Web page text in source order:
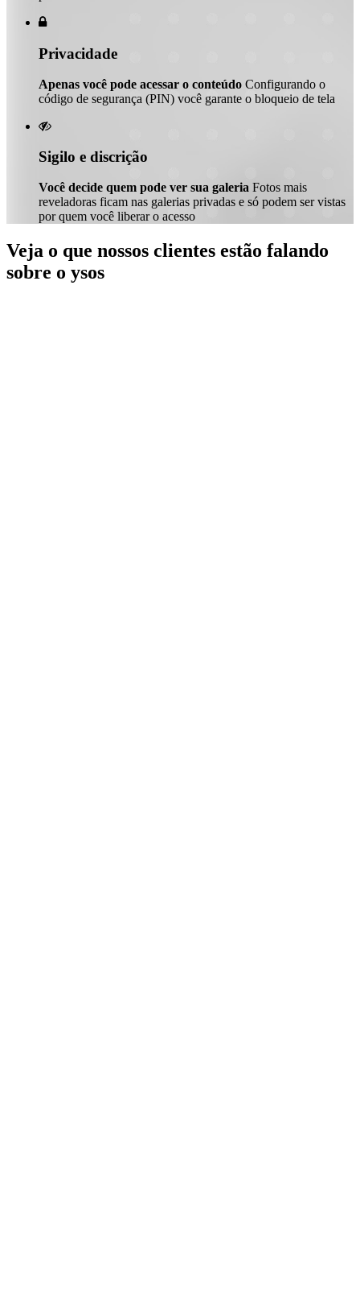

Privacidade
Apenas você pode acessar o conteúdo Configurando o
código de segurança (PIN) você garante o bloqueio de tela

Sigilo e discrição
Você decide quem pode ver sua galeria Fotos mais
reveladoras ficam nas galerias privadas e só podem ser vistas
por quem você liberar o acesso
Veja o que nossos clientes estão falando
sobre o ysos